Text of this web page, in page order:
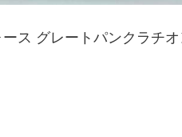
ス グレートパンクラチ